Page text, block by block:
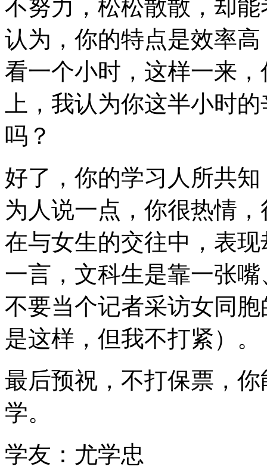
不努力，松松散散，却
认为，你的特点是效率
看一个小时，这样一来
上，我认为你这半小时
吗？
好了，你的学习人所共
为人说一点，你很热情
在与女生的交往中，表
一言，文科生是靠一张
不要当个记者采访女同
是这样，但我不打紧）。
最后预祝，不打保票，
学。
学友：尤学忠